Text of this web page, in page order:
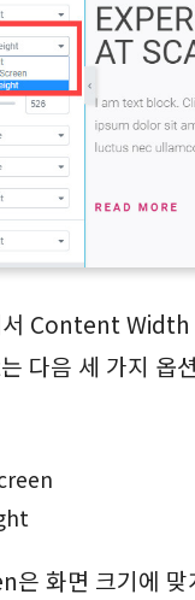
Content Width
다음 세 가지 옵
은 화면 크기에